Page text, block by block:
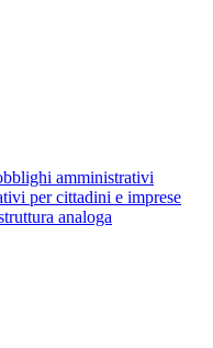
amministrativi
per cittadini e imprese
analoga